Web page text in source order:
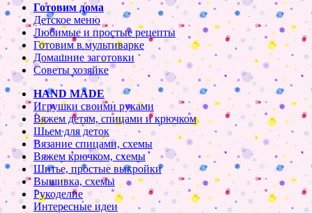
Готовим дома
Детское меню
Любимые и простые рецепты
Готовим в мультиварке
Домашние заготовки
Советы хозяйке
HAND MADE
Игрушки своими руками
Вяжем детям, спицами и крючком
Шьем для деток
Вязание спицами, схемы
Вяжем крючком, схемы
Шитье, простые выкройки
Вышивка, схемы
Рукоделие
Интересные идеи